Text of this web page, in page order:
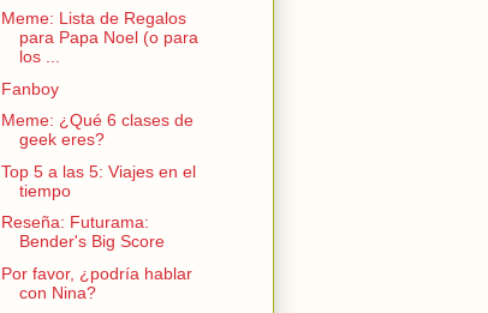
Meme: Lista de Regalos
para Papa Noel (o para
los ...
Fanboy
Meme: ¿Qué 6 clases de
geek eres?
Top 5 a las 5: Viajes en el
tiempo
Reseña: Futurama:
Bender's Big Score
Por favor, ¿podría hablar
con Nina?